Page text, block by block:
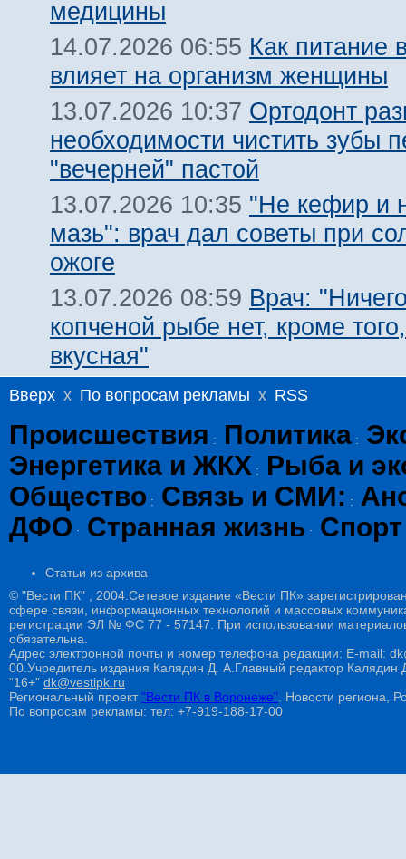
медицины
14.07.2026 06:55 Как питание
влияет на организм женщины
13.07.2026 10:37 Ортодонт
необходимости чистить зубы
"вечерней" пастой
13.07.2026 10:35 "Не кефир и
мазь": врач дал советы при
ожоге
13.07.2026 08:59 Врач:
копченой рыбе нет, кроме
вкусная"
Вверх x По вопросам рекламы x RSS
Происшествия : Политика :
Энергетика и ЖКХ :
Рыба и
Общество : Связь и СМИ: :
ДФО : Странная жизнь : Спорт
Статьи из архива
© "Вести ПК" , 2004.Сетевое издание «Вести ПК»
сфере связи, информационных технологий и массовых
регистрации ЭЛ № ФС 77 - 57147. При использовании
обязательна.
Адрес электронной почты и номер телефона редакции: E-mail:
00.Учредитель издания Калядин Д. А.Главный редактор
“16+” dk@vestipk.ru
Региональный проект"Вести ПК в Воронеже" . Новости региона,
По вопросам рекламы: тел: +7-919-188-17-00